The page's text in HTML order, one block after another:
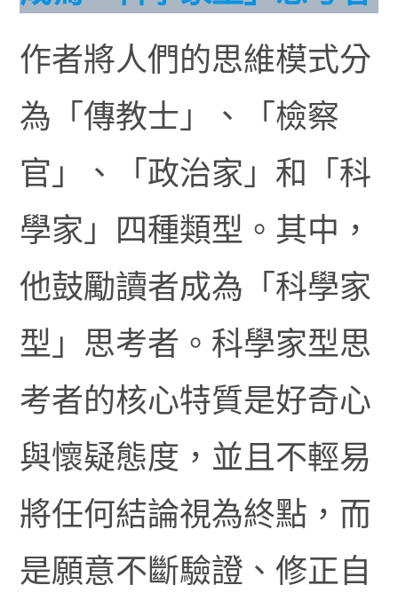
作者將人們的思維模式分
為「傳教士」、「檢察
官」、「政治家」和「科
學家」四種類型。其中，
他鼓勵讀者成為「科學家
型」思考者。科學家型思
考者的核心特質是好奇心
與懷疑態度，並且不輕易
將任何結論視為終點，而
是願意不斷驗證、修正自